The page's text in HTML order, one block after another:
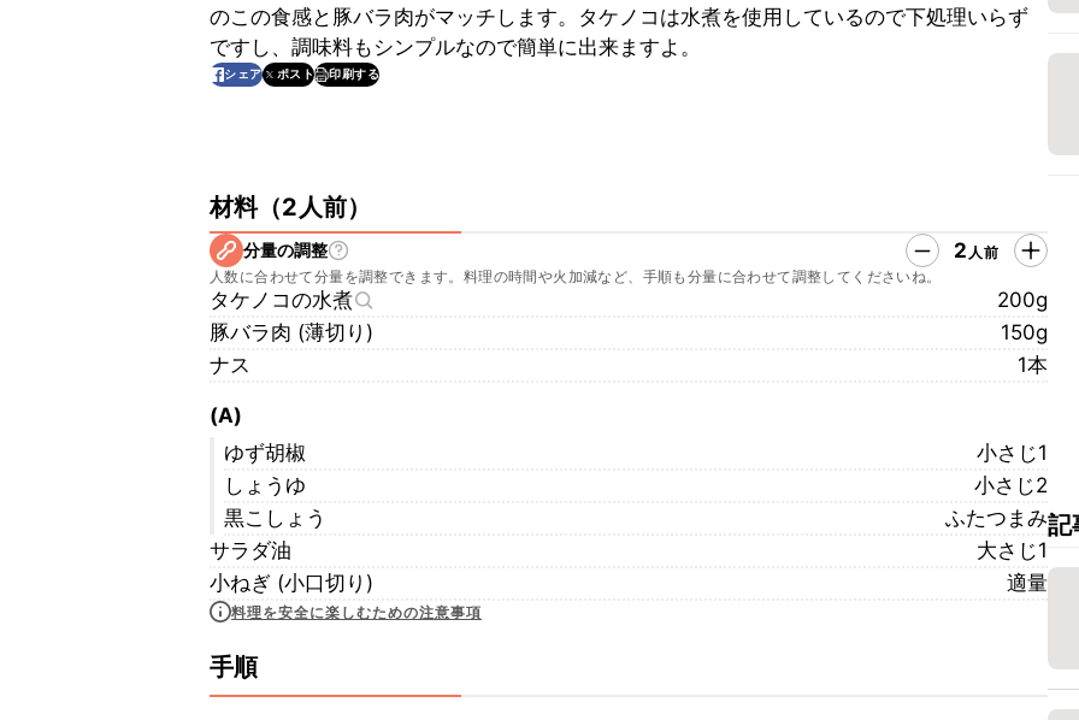
のこの食感と豚バラ肉がマッチします。タケノコは水煮を使用しているので下処理いらず
ですし、調味料もシンプルなので簡単に出来ますよ。
シェア ポスト 印刷する
材料（2人前）
分量の調整 2 人前
人数に合わせて分量を調整できます。料理の時間や火加減など、手順も分量に合わせて調整してくださいね。
タケノコの水煮
200g
豚バラ肉 (薄切り)
150g
ナス
1本
(A)
ゆず胡椒
小さじ1
しょうゆ
小さじ2
黒こしょう
ふたつまみ
サラダ油
大さじ1
小ねぎ (小口切り)
適量
料理を安全に楽しむための注意事項
手順
記